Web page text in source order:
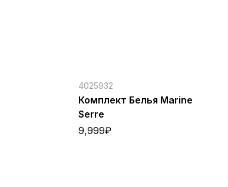
4025932
Комплект Белья Marine
Serre
9,999₽